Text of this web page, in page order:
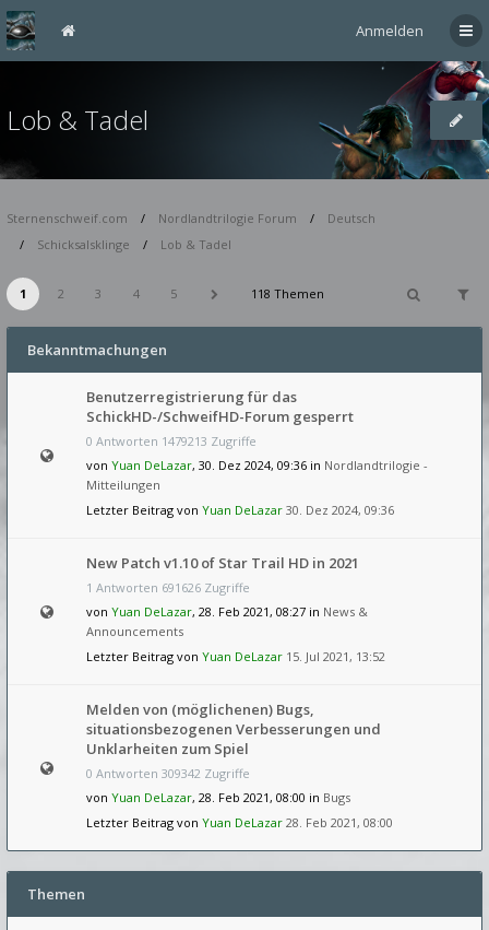
Anmelden
Lob & Tadel
Sternenschweif.com Nordlandtrilogie Forum
Deutsch
Schicksalsklinge
Lob & Tadel
1 2 3 4 5 118 Themen
Bekanntmachungen
Benutzerregistrierung für das
SchickHD-/SchweifHD-Forum gesperrt
0 Antworten 1479213 Zugriffe
von Yuan DeLazar, 30. Dez 2024, 09:36 in Nordlandtrilogie -
Mitteilungen
Letzter Beitrag von Yuan DeLazar 30. Dez 2024, 09:36
New Patch v1.10 of Star Trail HD in 2021
1 Antworten 691626 Zugriffe
von Yuan DeLazar, 28. Feb 2021, 08:27 in News &
Announcements
Letzter Beitrag von Yuan DeLazar 15. Jul 2021, 13:52
Melden von (möglichenen) Bugs,
situationsbezogenen Verbesserungen und
Unklarheiten zum Spiel
0 Antworten 309342 Zugriffe
von Yuan DeLazar, 28. Feb 2021, 08:00 in Bugs
Letzter Beitrag von Yuan DeLazar 28. Feb 2021, 08:00
Themen